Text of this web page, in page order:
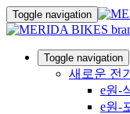
Toggle navigation
Toggle navigation
새로운 전
e원-
e원-